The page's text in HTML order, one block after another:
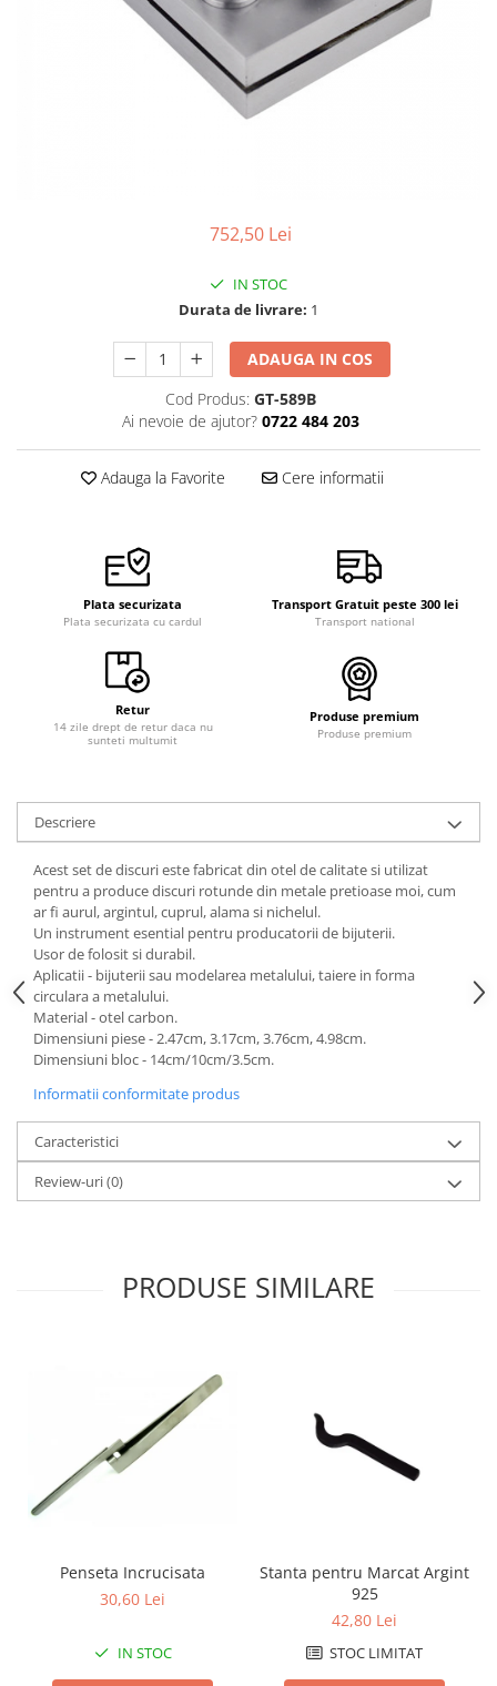
Ceasuri Daniel Klein
752,50 Lei
IN STOC
Durata de livrare: 1
ADAUGA IN COS
Cod Produs: GT-589B
Ai nevoie de ajutor? 0722 484 203
Adauga la Favorite Cere informatii
Plata securizata
Plata securizata cu cardul
Transport Gratuit peste 300 lei
Transport national
Retur
14 zile drept de retur daca nu
sunteti multumit
Produse premium
Produse premium
Descriere
Acest set de discuri este fabricat din otel de calitate si utilizat
pentru a produce discuri rotunde din metale pretioase moi, cum
ar fi aurul, argintul, cuprul, alama si nichelul.
Un instrument esential pentru producatorii de bijuterii.
Usor de folosit si durabil.
Aplicatii - bijuterii sau modelarea metalului, taiere in forma
circulara a metalului.
Material - otel carbon.
Dimensiuni piese - 2.47cm, 3.17cm, 3.76cm, 4.98cm.
Dimensiuni bloc - 14cm/10cm/3.5cm.
Informatii conformitate produs
Caracteristici
Review-uri(0)
PRODUSE SIMILARE
Penseta Incrucisata
30,60 Lei
IN STOC
Stanta pentru Marcat Argint
925
42,80 Lei
STOC LIMITAT